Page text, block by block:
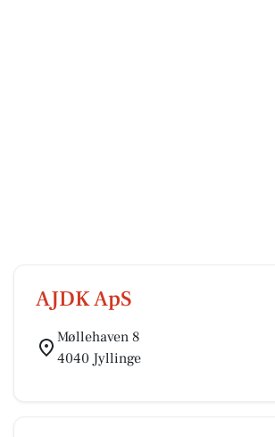
AJDK ApS
Møllehaven 8
4040 Jyllinge